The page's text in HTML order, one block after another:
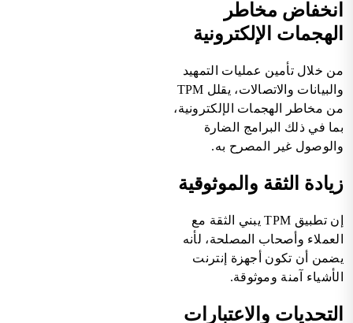
انخفاض مخاطر
الهجمات الإلكترونية
من خلال تأمين عمليات التمهيد
والبيانات والاتصالات، يقلل TPM
من مخاطر الهجمات الإلكترونية،
بما في ذلك البرامج الضارة
والوصول غير المصرح به.
زيادة الثقة والموثوقية
إن تطبيق TPM يبني الثقة مع
العملاء وأصحاب المصلحة، لأنه
يضمن أن تكون أجهزة إنترنت
الأشياء آمنة وموثوقة.
التحديات والاعتبارات